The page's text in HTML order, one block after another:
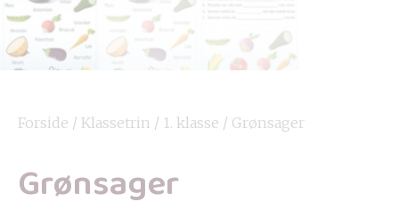
Forside / Klassetrin / 1. klasse / Grønsager
Grønsager